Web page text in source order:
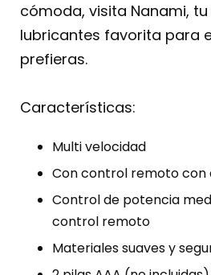
cómoda, visita Nanami,
lubricantes favorita para
prefieras.
Características:
Multi velocidad
Con control remoto con
Control de potencia
control remoto
Materiales suaves y